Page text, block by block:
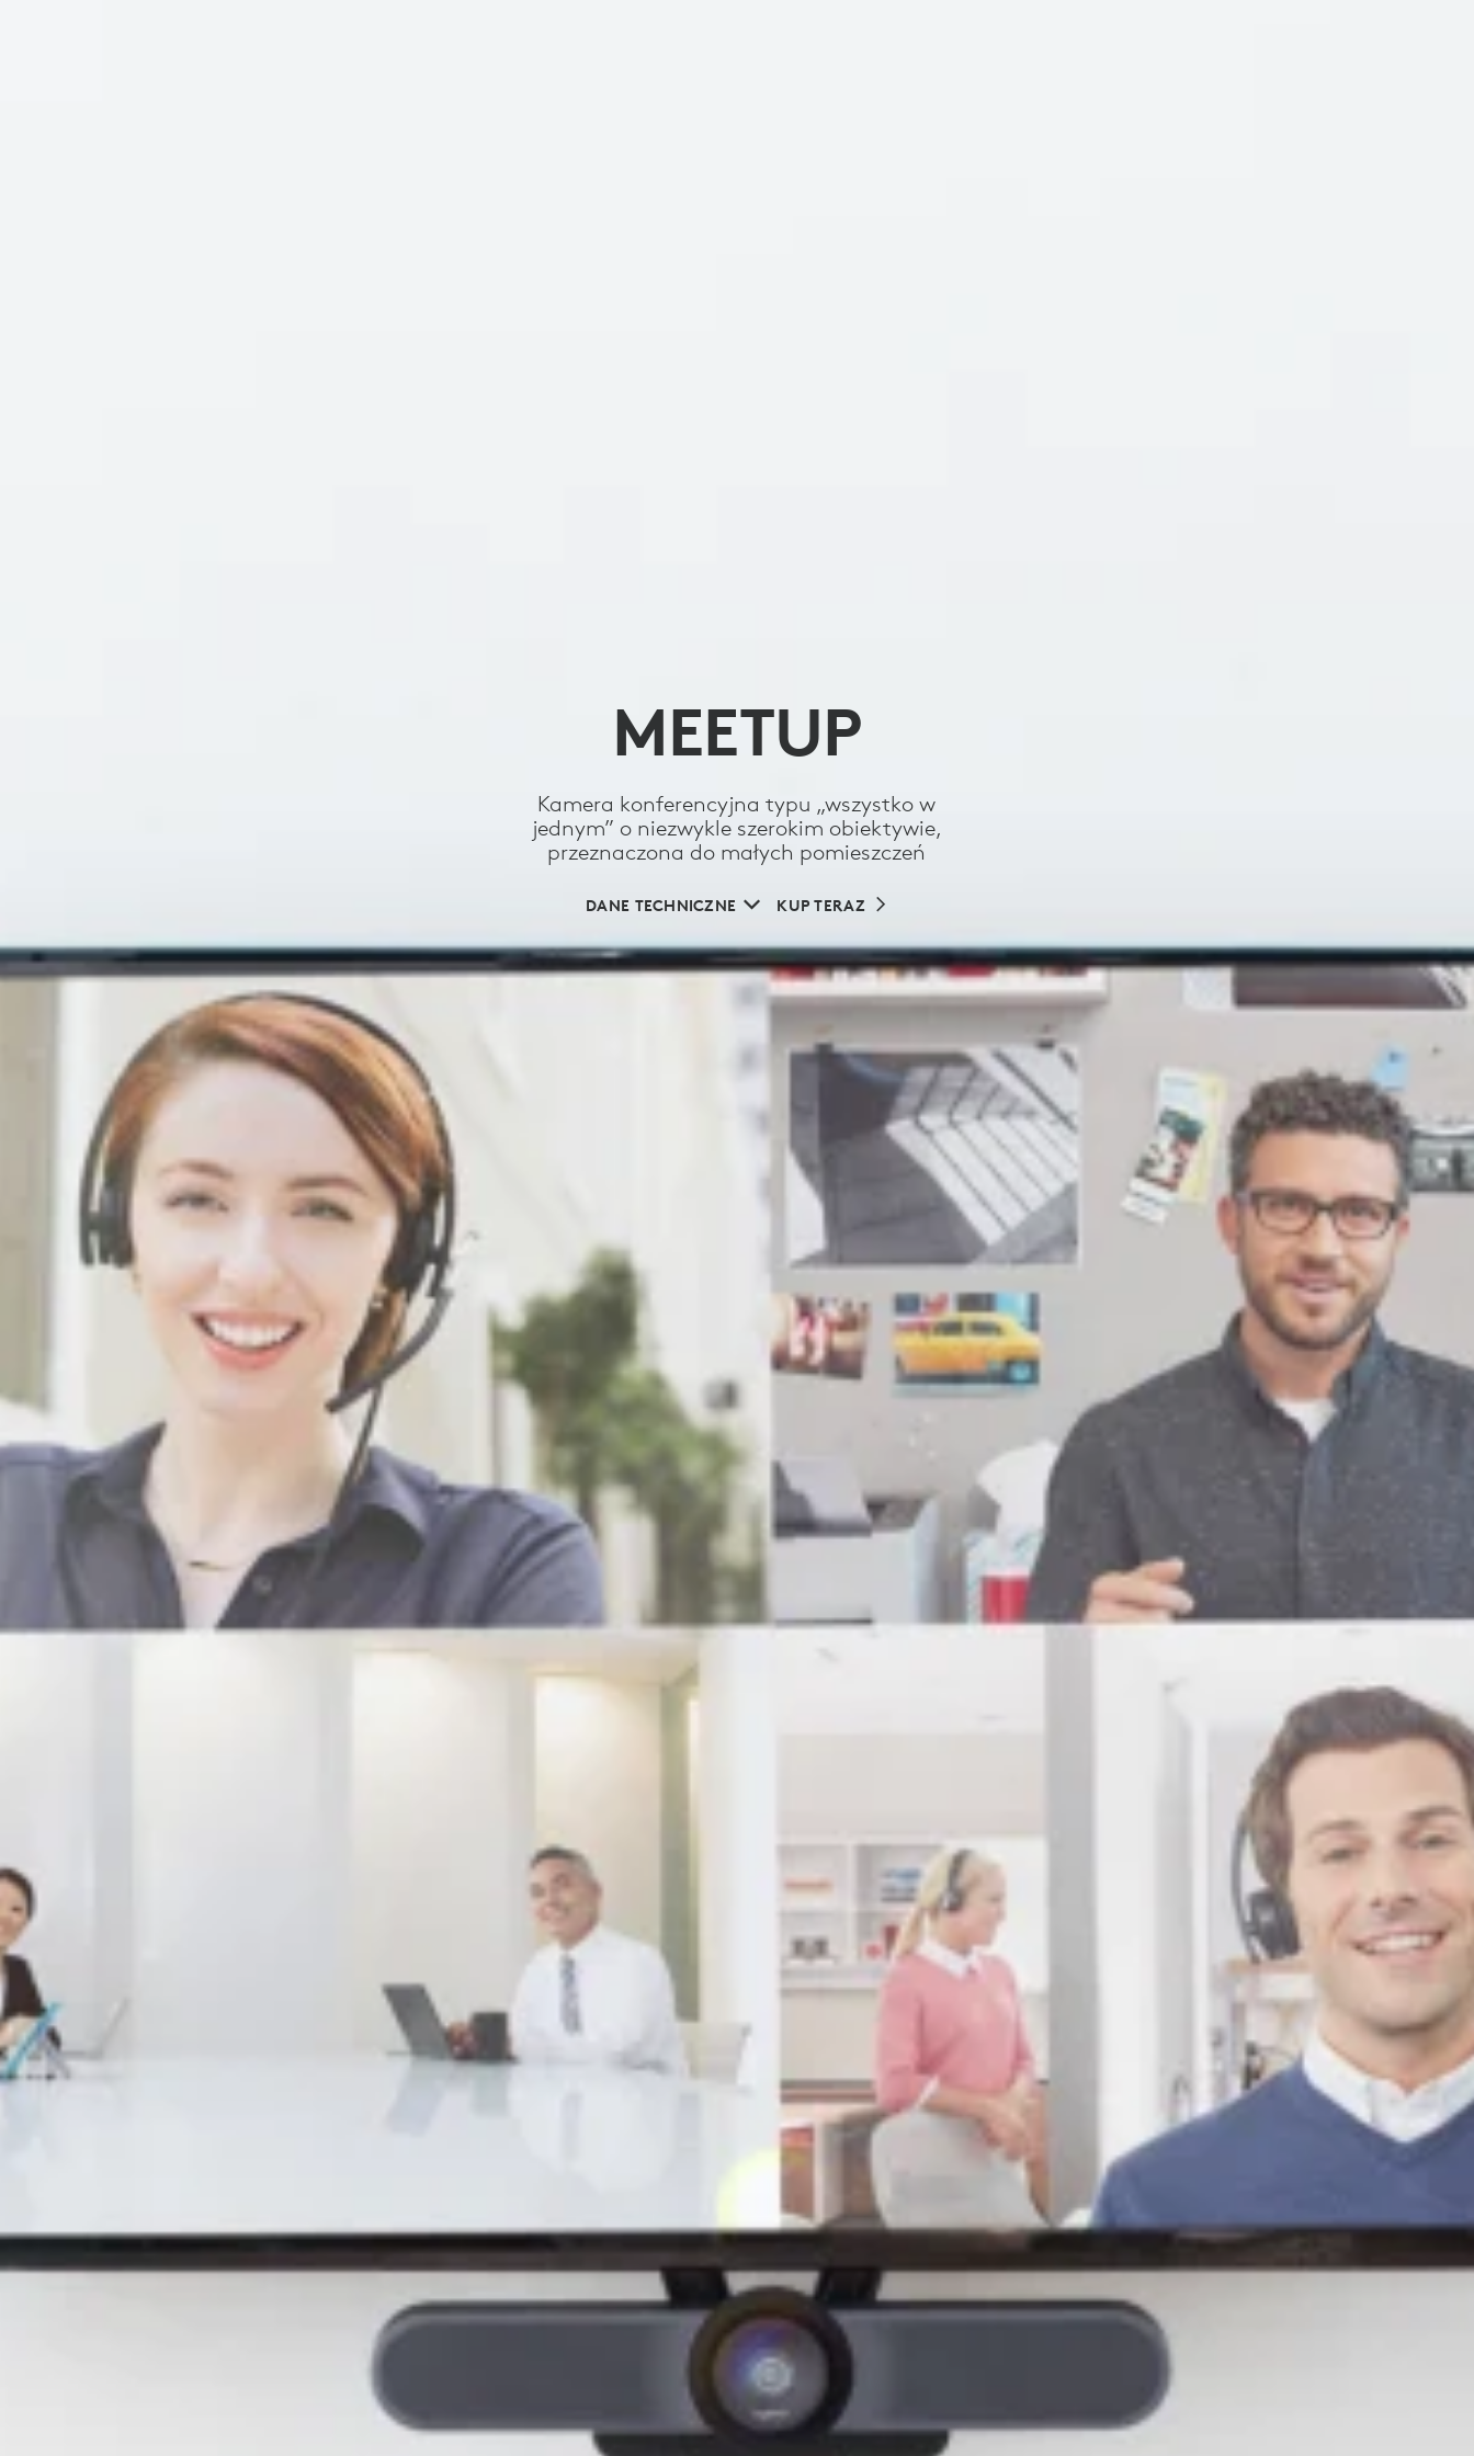
MEETUP
Kamera konferencyjna typu „wszystko w
jednym” o niezwykle szerokim obiektywie,
przeznaczona do małych pomieszczeń
DANE TECHNICZNE KUP TERAZ